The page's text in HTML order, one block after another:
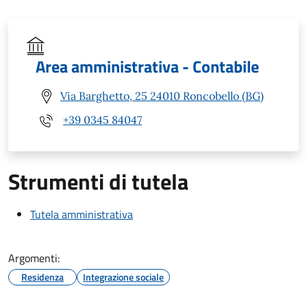
Area amministrativa - Contabile
Via Barghetto, 25 24010 Roncobello (BG)
+39 0345 84047
Strumenti di tutela
Tutela amministrativa
Argomenti:
Residenza Integrazione sociale